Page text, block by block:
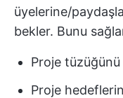
üyelerine/
bekler. Bunu
Proje
Proje